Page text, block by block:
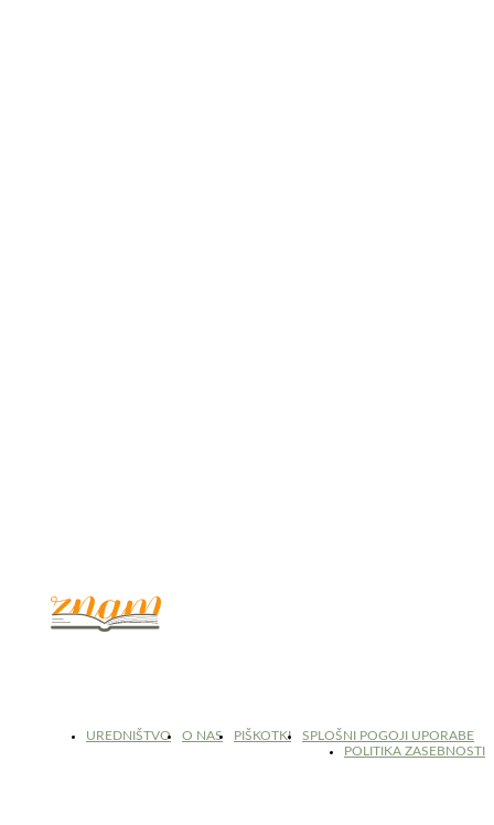
UREDNIŠTVO O NAS PIŠKOTKI
SPLOŠNI POGOJI UPORABE
POLITIKA ZASEBNOSTI